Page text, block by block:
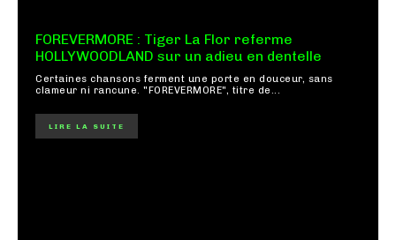
FOREVERMORE : Tiger La Flor referme
HOLLYWOODLAND sur un adieu en dentelle
Certaines chansons ferment une porte en douceur, sans
clameur ni rancune. "FOREVERMORE", titre de...
LIRE LA SUITE